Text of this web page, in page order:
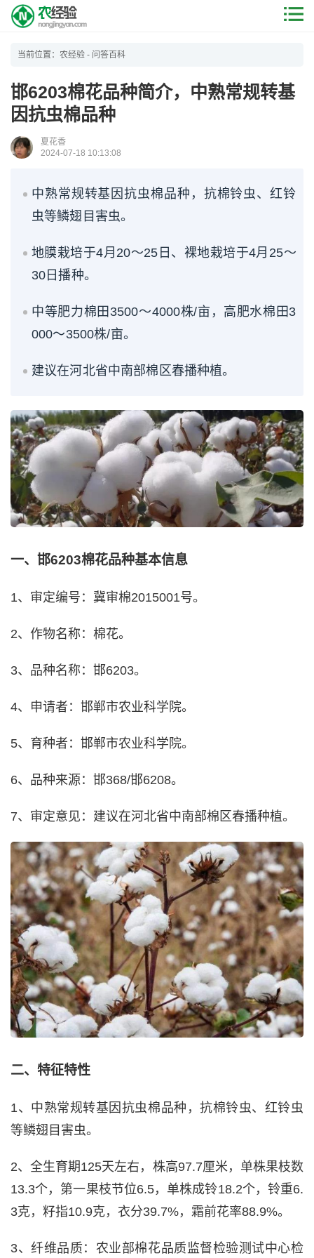
当前位置： 农经验 - 问答百科
邯6203棉花品种简介，中熟常规转基
因抗虫棉品种
夏花香
2024-07-18 10:13:08
中熟常规转基因抗虫棉品种，抗棉铃虫、红铃
虫等鳞翅目害虫。
地膜栽培于4月20～25日、裸地栽培于4月25～
30日播种。
中等肥力棉田3500～4000株/亩，高肥水棉田3
000～3500株/亩。
建议在河北省中南部棉区春播种植。
一、邯6203棉花品种基本信息
1、审定编号：冀审棉2015001号。
2、作物名称：棉花。
3、品种名称：邯6203。
4、申请者：邯郸市农业科学院。
5、育种者：邯郸市农业科学院。
6、品种来源：邯368/邯6208。
7、审定意见：建议在河北省中南部棉区春播种植。
二、特征特性
1、中熟常规转基因抗虫棉品种，抗棉铃虫、红铃虫
等鳞翅目害虫。
2、全生育期125天左右，株高97.7厘米，单株果枝数
13.3个，第一果枝节位6.5，单株成铃18.2个，铃重6.
3克，籽指10.9克，衣分39.7%，霜前花率88.9%。
3、纤维品质：农业部棉花品质监督检验测试中心检